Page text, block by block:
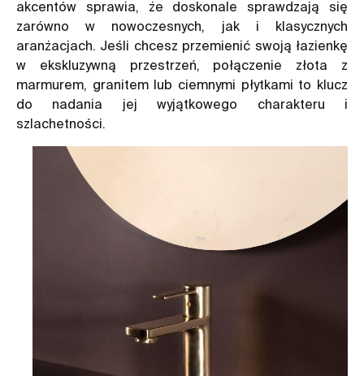
akcentów sprawia, że doskonale sprawdzają się
zarówno w nowoczesnych, jak i klasycznych
aranżacjach. Jeśli chcesz przemienić swoją łazienkę
w ekskluzywną przestrzeń, połączenie złota z
marmurem, granitem lub ciemnymi płytkami to klucz
do nadania jej wyjątkowego charakteru i
szlachetności.